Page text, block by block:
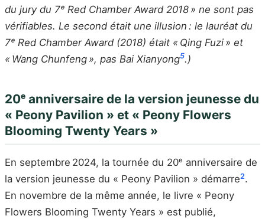
du jury du 7ᵉ Red Chamber Award 2018 » ne sont pas
vérifiables. Le second était une illusion : le lauréat du
7ᵉ Red Chamber Award (2018) était « Qing Fuzi » et
« Wang Chunfeng », pas Bai Xianyong5.)
20ᵉ anniversaire de la version jeunesse du
« Peony Pavilion » et « Peony Flowers
Blooming Twenty Years »
En septembre 2024, la tournée du 20ᵉ anniversaire de
la version jeunesse du « Peony Pavilion » démarre2.
En novembre de la même année, le livre « Peony
Flowers Blooming Twenty Years » est publié,